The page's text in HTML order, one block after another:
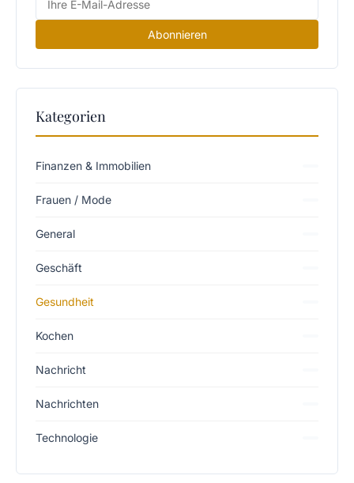
Abonnieren
Kategorien
Finanzen & Immobilien
Frauen / Mode
General
Geschäft
Gesundheit
Kochen
Nachricht
Nachrichten
Technologie